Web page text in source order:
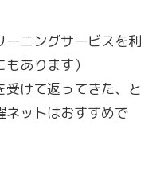
ーニングサービスを利
あります）
けて返ってきた、と
ネットはおすすめで